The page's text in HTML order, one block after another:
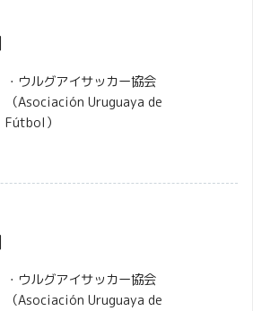
・ウルグアイサッカー協会
（Asociación Uruguaya de
Fútbol）
・ウルグアイサッカー協会
（Asociación Uruguaya de